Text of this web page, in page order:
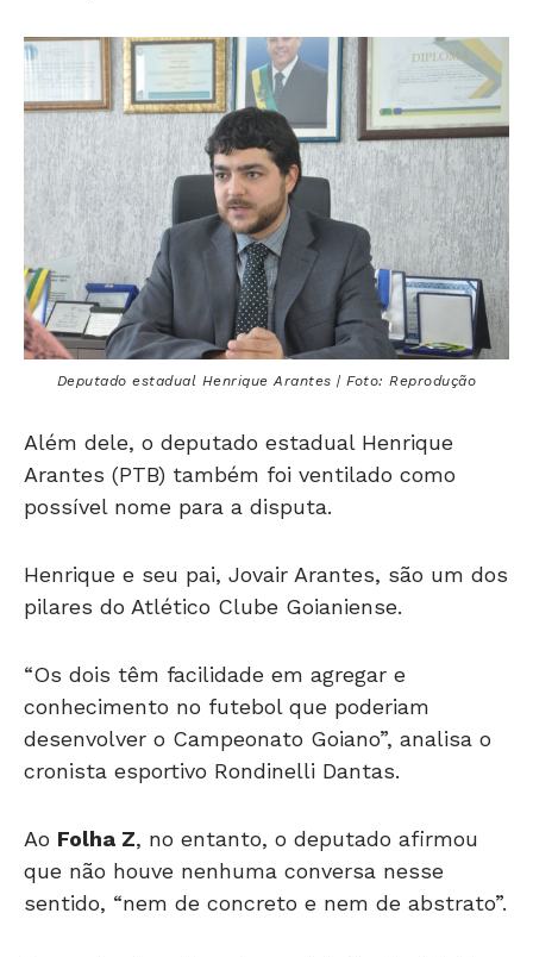
Deputado estadual Henrique Arantes | Foto: Reprodução
Além dele, o deputado estadual Henrique
Arantes (PTB) também foi ventilado como
possível nome para a disputa.
Henrique e seu pai, Jovair Arantes, são um dos
pilares do Atlético Clube Goianiense.
“Os dois têm facilidade em agregar e
conhecimento no futebol que poderiam
desenvolver o Campeonato Goiano”, analisa o
cronista esportivo Rondinelli Dantas.
Ao Folha Z, no entanto, o deputado afirmou
que não houve nenhuma conversa nesse
sentido, “nem de concreto e nem de abstrato”.